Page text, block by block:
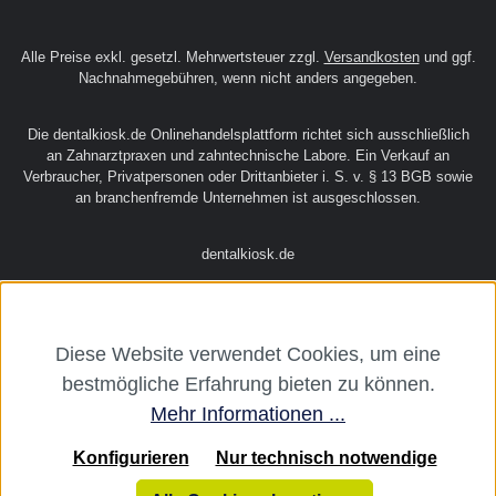
Alle Preise exkl. gesetzl. Mehrwertsteuer zzgl. Versandkostenund ggf.
Nachnahmegebühren, wenn nicht anders angegeben.
Die dentalkiosk.de Onlinehandelsplattform richtet sich ausschließlich
an Zahnarztpraxen und zahntechnische Labore. Ein Verkauf an
Verbraucher, Privatpersonen oder Drittanbieter i. S. v. § 13 BGB sowie
an branchenfremde Unternehmen ist ausgeschlossen.
dentalkiosk.de
Diese Website verwendet Cookies, um eine
bestmögliche Erfahrung bieten zu können.
Mehr Informationen ...
Nur technisch notwendige
Konfigurieren